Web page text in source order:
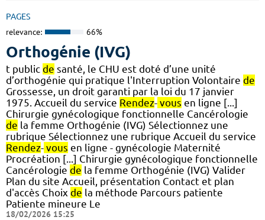
PAGES
relevance: 66%
Orthogénie (IVG)
t public de santé, le CHU est doté d’une unité
d’orthogénie qui pratique l'Interruption Volontaire de
Grossesse, un droit garanti par la loi du 17 janvier
1975. Accueil du service Rendez- vous en ligne [...]
Chirurgie gynécologique fonctionnelle Cancérologie
de la femme Orthogénie (IVG) Sélectionnez une
rubrique Sélectionnez une rubrique Accueil du service
Rendez- vous en ligne - gynécologie Maternité
Procréation [...] Chirurgie gynécologique fonctionnelle
Cancérologie de la femme Orthogénie (IVG) Valider
Plan du site Accueil, présentation Contact et plan
d'accès Choix de la méthode Parcours patiente
Patiente mineure Le
18/02/2026 15:25